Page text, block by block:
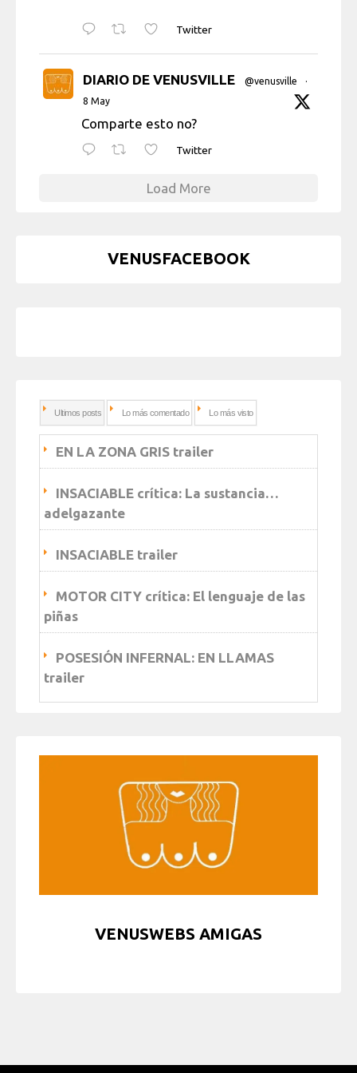
Twitter
DIARIO DE VENUSVILLE @venusville
·
8 May
Comparte esto no?
Twitter
Load More
VENUSFACEBOOK
Ultimos posts Lo más comentado Lo más visto
EN LA ZONA GRIS trailer
INSACIABLE crítica: La sustancia…
adelgazante
INSACIABLE trailer
MOTOR CITY crítica: El lenguaje de las
piñas
POSESIÓN INFERNAL: EN LLAMAS
trailer
VENUSWEBS AMIGAS